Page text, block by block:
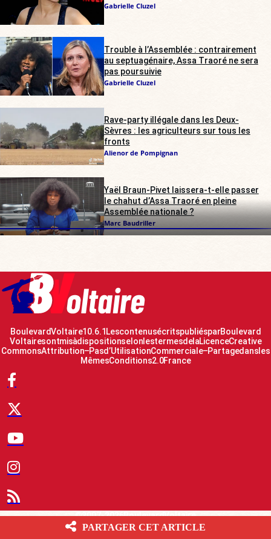
Gabrielle Cluzel
Trouble à l’Assemblée : contrairement
au septuagénaire, Assa Traoré ne sera
pas poursuivie
Gabrielle Cluzel
Rave-party illégale dans les Deux-
Sèvres : les agriculteurs sur tous les
fronts
Alienor de Pompignan
Yaël Braun-Pivet laissera-t-elle passer
le chahut d’Assa Traoré en pleine
Assemblée nationale ?
Marc Baudriller
Boulevard Voltaire 10.6.1 Les contenus écrits publiés par Boulevard
Voltaire sont mis à disposition selon les termes de la Licence Creative
Commons Attribution – Pas d’Utilisation Commerciale – Partage dans les
Mêmes Conditions 2.0 France
© 2007-2026 Boulevard Voltaire
PARTAGER CET ARTICLE